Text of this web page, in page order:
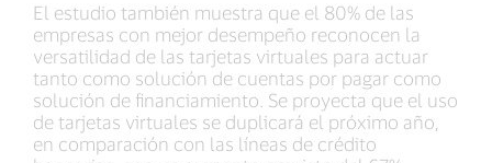
El estudio también muestra que el 80% de las
empresas con mejor desempeño reconocen la
versatilidad de las tarjetas virtuales para actuar
tanto como solución de cuentas por pagar como
solución de financiamiento. Se proyecta que el uso
de tarjetas virtuales se duplicará el próximo año,
en comparación con las líneas de crédito